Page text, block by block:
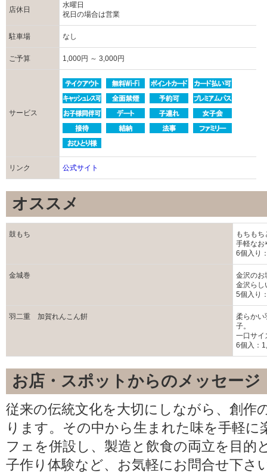
店休日
水曜日
祝日の場合は営業
駐車場 なし
ご予算 1,000円 ～ 3,000円
サービス
リンク 公式サイト
オススメ
鼓もち
もちも
手軽なお
6個入り
金城巻
金沢のお
金沢らし
5個入り
羽二重 加賀れんこん餠
柔らかい
子。
一口サイ
6個入：
お店・スポットからのメッセージ
従来の伝統文化を大切にしながら、創作
ります。その中から生まれた味を手軽
フェを併設し、製造と飲食の両立を目的
子作り体験など、お気軽にお問合せ下さ